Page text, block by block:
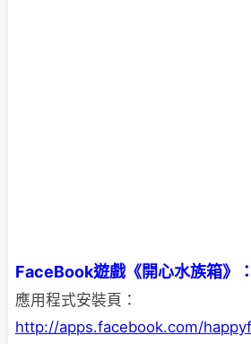
FaceBook遊戲《開心水族箱》：
應用程式安裝頁：
http://apps.facebook.com/